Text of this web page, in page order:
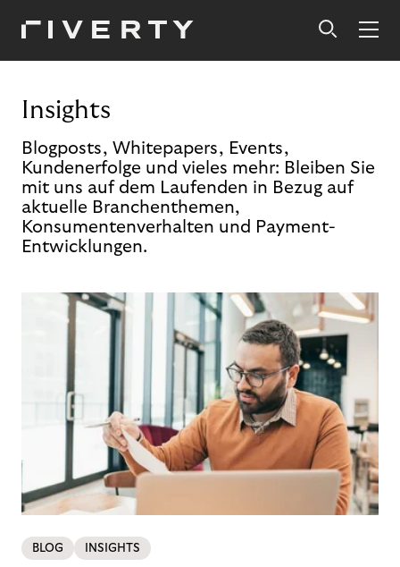
Insights
Blogposts, Whitepapers, Events,
Kundenerfolge und vieles mehr: Bleiben Sie
mit uns auf dem Laufenden in Bezug auf
aktuelle Branchenthemen,
Konsumentenverhalten und Payment-
Entwicklungen.
BLOG INSIGHTS